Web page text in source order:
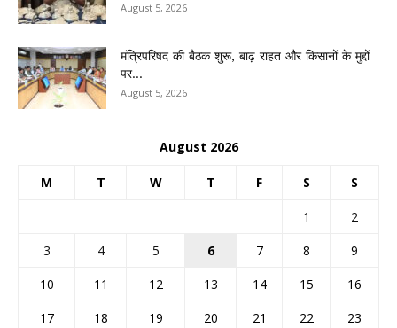
August 5, 2026
मंत्रिपरिषद की बैठक शुरू, बाढ़ राहत और किसानों के मुद्दों
पर...
August 5, 2026
August 2026
M T W T F S S
1
2
3
4 5 6 7 8
9
10
11 12 13 14 15
16
17
18 19 20 21 22
23